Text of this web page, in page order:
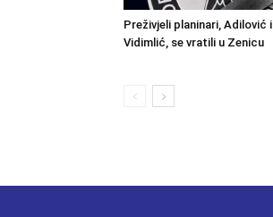
Preživjeli planinari, Adilović i
Vidimlić, se vratili u Zenicu